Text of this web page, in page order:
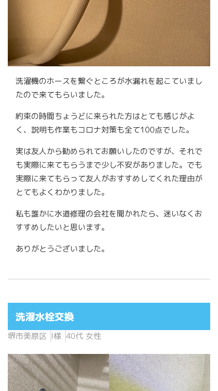
洗濯機のホースを繋ぐところが水漏れを起こていまし
たので来てもらいました。
約束の時間ちょうどに来られた方はとても感じがよ
く、説明も作業もコロナ対策も全て100点でした。
実は友人から勧められてお願いしたのですが、それで
も実際に来てもらうまで少し不安がありました。でも
実際に来てもらって友人がおすすめしてくれた理由が
とてもよくわかりました。
私も誰かに水道修理の会社を聞かれたら、迷いなくお
すすめしたいと思います。
ありがとうございました。
洗濯水栓交換
堺市美原区 I様 40代 女性